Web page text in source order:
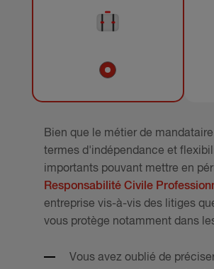
Bien que le métier de
termes d'indépendance et
importants pouvant mettre en
Responsabilité Civile
entreprise vis-à-vis des litiges
vous protège notamment dans
Vous avez oublié de